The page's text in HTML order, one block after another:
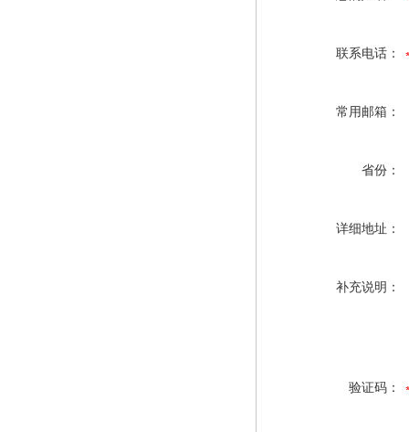
联系电话：
常用邮箱：
省份：
详细地址：
补充说明：
验证码：